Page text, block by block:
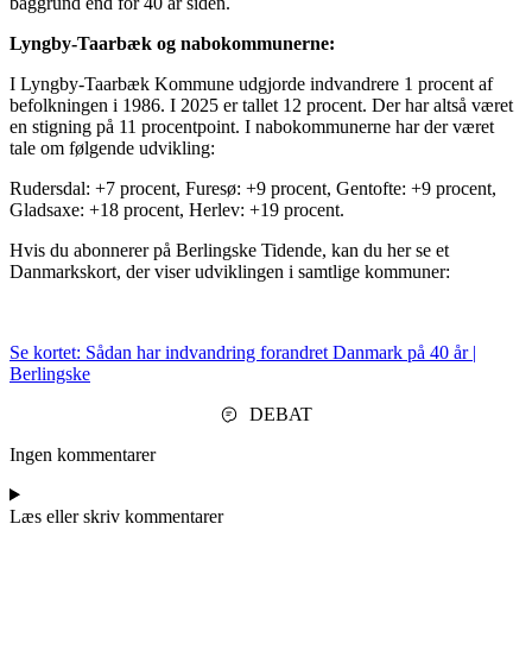
Lyngby-Taarbæk og nabokommunerne:
I Lyngby-Taarbæk Kommune udgjorde indvandrere 1 procent af
befolkningen i 1986. I 2025 er tallet 12 procent. Der har altså været
en stigning på 11 procentpoint. I nabokommunerne har der været
tale om følgende udvikling:
Rudersdal: +7 procent, Furesø: +9 procent, Gentofte: +9 procent,
Gladsaxe: +18 procent, Herlev: +19 procent.
Hvis du abonnerer på Berlingske Tidende, kan du her se et
Danmarkskort, der viser udviklingen i samtlige kommuner:
Se kortet: Sådan har indvandring forandret Danmark på 40 år |
Berlingske
DEBAT
Ingen kommentarer
Læs eller skriv kommentarer